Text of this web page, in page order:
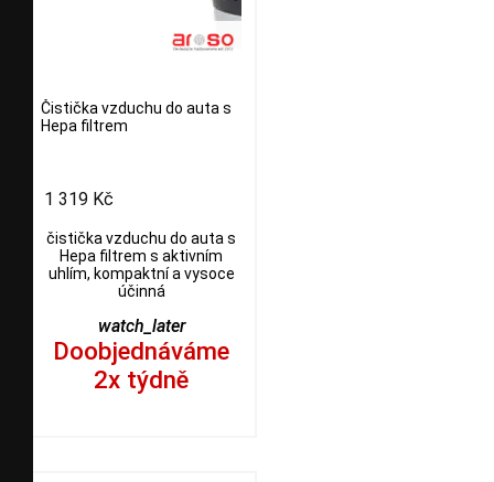
Čistička vzduchu do auta s
Hepa filtrem
1 319 Kč
čistička vzduchu do auta s
Hepa filtrem s aktivním
uhlím, kompaktní a vysoce
účinná
watch_later
Doobjednáváme
2x týdně